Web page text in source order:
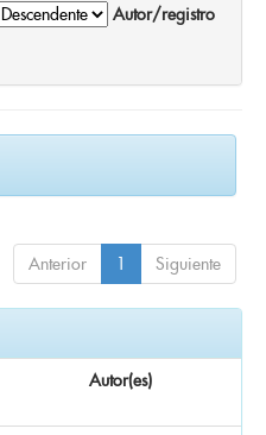
Autor/registro
Anterior 1 Siguiente
Autor(es)